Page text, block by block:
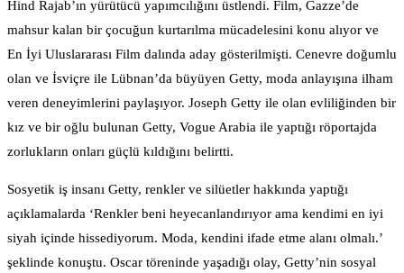
Hind Rajab’ın yürütücü yapımcılığını üstlendi. Film, Gazze’de
mahsur kalan bir çocuğun kurtarılma mücadelesini konu alıyor ve
En İyi Uluslararası Film dalında aday gösterilmişti. Cenevre doğumlu
olan ve İsviçre ile Lübnan’da büyüyen Getty, moda anlayışına ilham
veren deneyimlerini paylaşıyor. Joseph Getty ile olan evliliğinden bir
kız ve bir oğlu bulunan Getty, Vogue Arabia ile yaptığı röportajda
zorlukların onları güçlü kıldığını belirtti.
Sosyetik iş insanı Getty, renkler ve silüetler hakkında yaptığı
açıklamalarda ‘Renkler beni heyecanlandırıyor ama kendimi en iyi
siyah içinde hissediyorum. Moda, kendini ifade etme alanı olmalı.’
şeklinde konuştu. Oscar töreninde yaşadığı olay, Getty’nin sosyal